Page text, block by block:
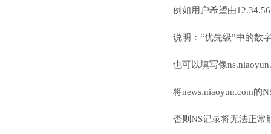
例如用户希望由
说明：“优先级”中的数
也可以填写像
将news.niaoyun.com的
否则NS记录将无法正常